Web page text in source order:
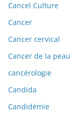
Cancel Culture
Cancer
Cancer cervical
Cancer de la peau
cancérologie
Candida
Candidémie